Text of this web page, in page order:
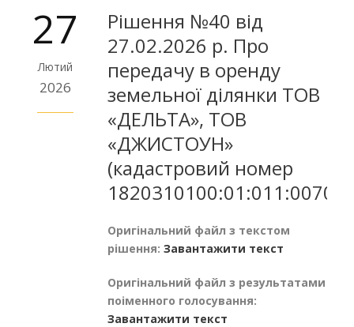
27
Лютий
2026
Рішення №40 від
27.02.2026 р. Про
передачу в оренду
земельної ділянки ТОВ
«ДЕЛЬТА», ТОВ
«ДЖИСТОУН»
(кадастровий номер
1820310100:01:011:0070)
Оригінальний файл з текстом
рішення: Завантажити текст
Оригінальний файл з результатами
поіменного голосування:
Завантажити текст